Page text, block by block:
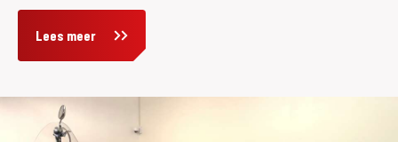
Lees meer